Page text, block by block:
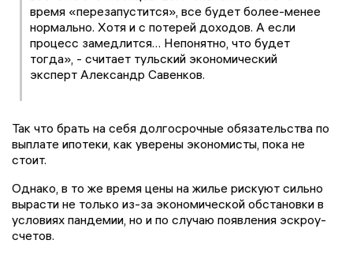
время «перезапустится», все будет более-менее
нормально. Хотя и с потерей доходов. А если
процесс замедлится… Непонятно, что будет
тогда», - считает тульский экономический
эксперт Александр Савенков.
Так что брать на себя долгосрочные обязательства по
выплате ипотеки, как уверены экономисты, пока не
стоит.
Однако, в то же время цены на жилье рискуют сильно
вырасти не только из-за экономической обстановки в
условиях пандемии, но и по случаю появления эскроу-
счетов.